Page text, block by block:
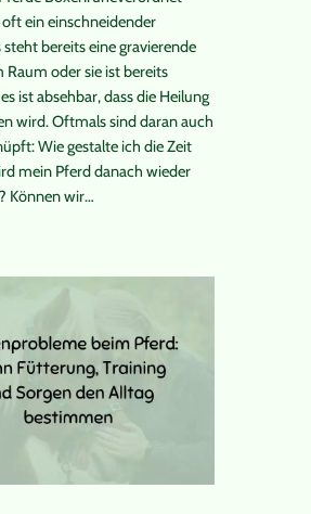
ein einschneidender
bereits eine gravierende
Raum oder sie ist bereits
ist absehbar, dass die Heilung
wird. Oftmals sind daran auch
Wie gestalte ich die Zeit
mein Pferd danach wieder
Können wir…